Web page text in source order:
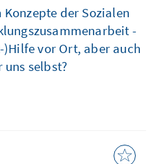
der Sozialen
-
vor Ort, aber auch
selbst?